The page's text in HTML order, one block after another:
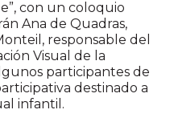
con un coloquio
Ana de Quadras,
responsable del
Visual de la
participantes de
destinado a
infantil.